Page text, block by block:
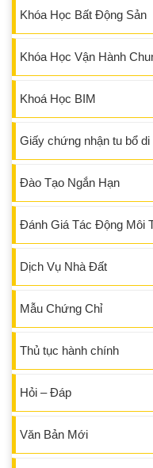
Khóa Học Bất Động Sản
Khóa Học Vận Hành
Khoá Học BIM
Giấy chứng nhận tu bổ di
Đào Tạo Ngắn Hạn
Đánh Giá Tác Động Môi
Dịch Vụ Nhà Đất
Mẫu Chứng Chỉ
Thủ tục hành chính
Hỏi – Đáp
Văn Bản Mới